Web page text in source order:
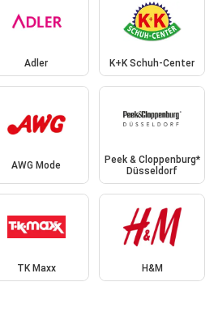
Adler K+K Schuh-Center
AWG Mode
Peek & Cloppenburg*
Düsseldorf
TK Maxx H&M